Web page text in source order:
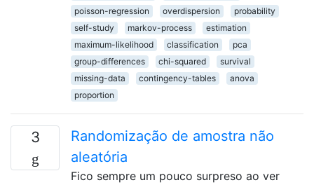
poisson-regression
overdispersion
probability
self-study
markov-process
estimation
maximum-likelihood
classification
pca
group-differences
chi-squared
survival
missing-data
contingency-tables
anova
proportion
3
Randomização de amostra não
aleatória
Fico sempre um pouco surpreso ao ver